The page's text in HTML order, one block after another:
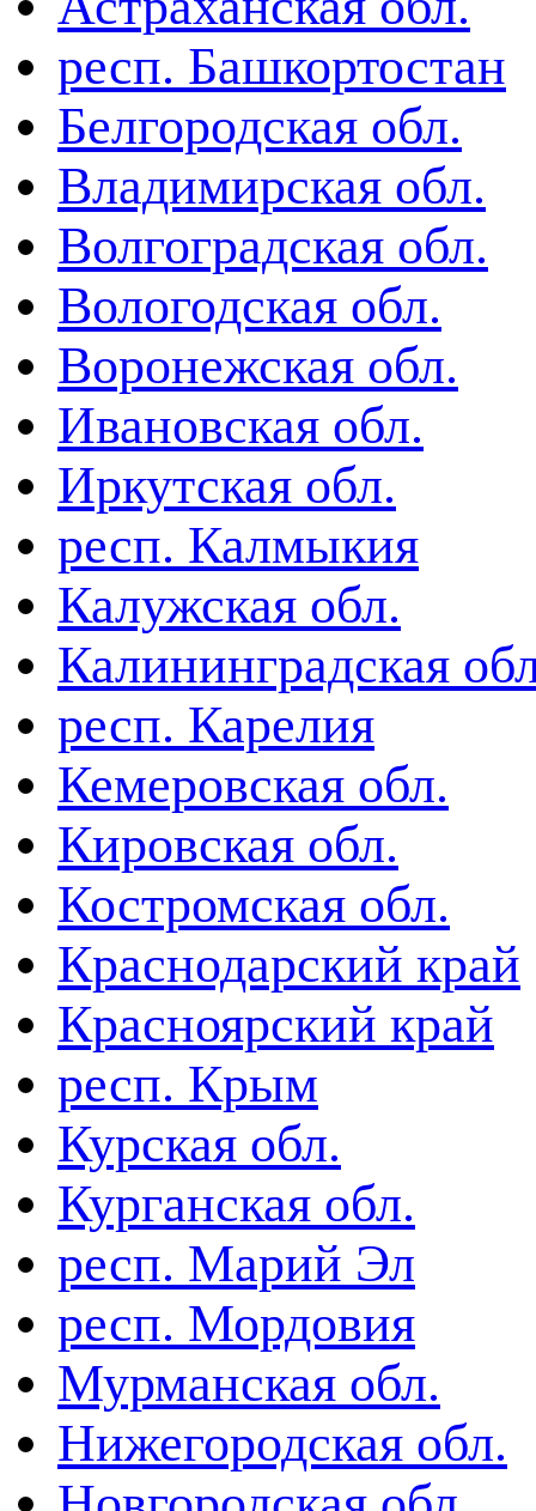
респ. Башкортостан
Белгородская обл.
Владимирская обл.
Волгоградская обл.
Вологодская обл.
Воронежская обл.
Ивановская обл.
Иркутская обл.
респ. Калмыкия
Калужская обл.
Калининградская
респ. Карелия
Кемеровская обл.
Кировская обл.
Костромская обл.
Краснодарский край
Красноярский край
респ. Крым
Курская обл.
Курганская обл.
респ. Марий Эл
респ. Мордовия
Мурманская обл.
Нижегородская обл.